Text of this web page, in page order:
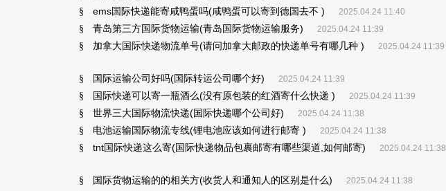
§ ems国际快递能寄咸鸭蛋吗(咸鸭蛋可以寄到德国去不 ) 2025.04.24 11:40
§ 青岛第三方国际货物运输(青岛国际货物运输服务) 2025.04.24 11:39
§ 加拿大国际快递物流单号(请问加拿大邮政的快递单号有哪几种 ) 2025.04.24 11:39
§ 国际运输公司好吗(国际转运公司哪个好) 2025.04.24 11:39
§ 国际快递可以寄一瓶酒么(没有原包装的红酒寄什么快递 ) 2025.04.24 11:39
§ 世界三大国际物流快递(国际快递哪个公司好) 2025.04.24 11:38
§ 电池运输国际物流专线(锂电池应该如何进行邮寄 ) 2025.04.24 11:38
§ tnt国际快递这么寄(国际快递物品包裹邮寄有哪些渠道,如何邮寄) 2025.04.24 11:38
§ 国际货物运输的的相关方(收货人和通知人的区别是什么) 2025.04.24 11:38